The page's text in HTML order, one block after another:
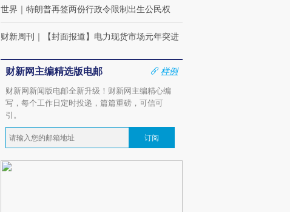
世界 ｜ 特朗普再签两份行政令限制出生公民权
财新周刊 ｜ 【封面报道】电力现货市场元年突进
财新网主编精选版电邮
样例
财新网新闻版电邮全新升级！财新网主编精心编
写，每个工作日定时投递，篇篇重磅，可信可
引。
订阅